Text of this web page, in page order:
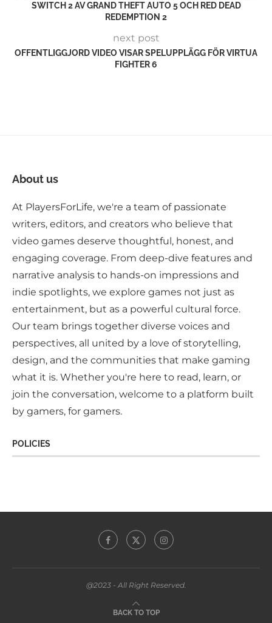
SWITCH 2 AV GRAND THEFT AUTO 5 OCH RED DEAD
REDEMPTION 2
next post
OFFENTLIGGJORD VIDEO VISAR SPELUPPLÄGG FÖR VIRTUA
FIGHTER 6
About us
At PlayersForLife, we're a team of passionate
writers, editors, and creators who believe that
video games deserve thoughtful, honest, and
engaging coverage. From deep-dive features and
narrative analysis to hands-on impressions and
indie spotlights, we explore games not just as
entertainment, but as a powerful cultural force.
Our team brings together diverse voices and
perspectives, all united by a love of storytelling,
design, and the communities that make gaming
what it is. Whether you're here to read, learn, or
join the conversation, welcome to a platform built
by gamers, for gamers.
POLICIES
@2023 - All Right Reserved.
BACK TO TOP